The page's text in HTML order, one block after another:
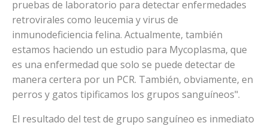
pruebas de laboratorio para detectar enfermedades
retrovirales como leucemia y virus de
inmunodeficiencia felina. Actualmente, también
estamos haciendo un estudio para Mycoplasma, que
es una enfermedad que solo se puede detectar de
manera certera por un PCR. También, obviamente, en
perros y gatos tipificamos los grupos sanguíneos".
El resultado del test de grupo sanguíneo es inmediato